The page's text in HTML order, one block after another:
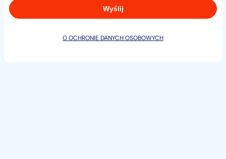
O OCHRONIE DANYCH OSOBOWYCH